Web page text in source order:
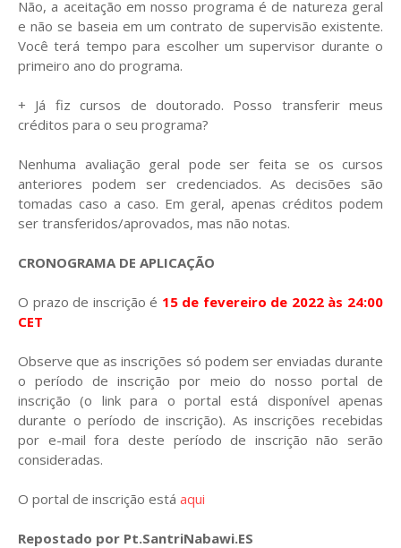
Não, a aceitação em nosso programa é de natureza geral
e não se baseia em um contrato de supervisão existente.
Você terá tempo para escolher um supervisor durante o
primeiro ano do programa.
+ Já fiz cursos de doutorado. Posso transferir meus
créditos para o seu programa?
Nenhuma avaliação geral pode ser feita se os cursos
anteriores podem ser credenciados. As decisões são
tomadas caso a caso. Em geral, apenas créditos podem
ser transferidos/aprovados, mas não notas.
CRONOGRAMA DE APLICAÇÃO
O prazo de inscrição é 15 de fevereiro de 2022 às 24:00
CET
Observe que as inscrições só podem ser enviadas durante
o período de inscrição por meio do nosso portal de
inscrição (o link para o portal está disponível apenas
durante o período de inscrição). As inscrições recebidas
por e-mail fora deste período de inscrição não serão
consideradas.
O portal de inscrição está aqui
Repostado por Pt.SantriNabawi.ES